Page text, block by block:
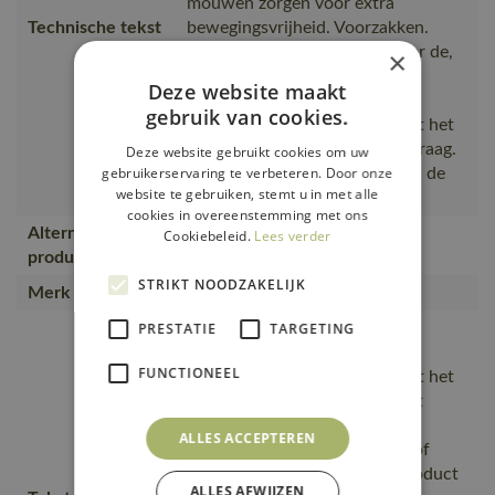
Technische tekst
bewegingsvrijheid. Voorzakken.
Binnenzakken. Ventilatie onder de,
verticale en schuine reflectie.
Tweekleurig. De
oppervlaktebehandeling maakt het
product vuilafstotend. Hoge kraag.
Tweevoudig gestike naden aan de
schouders
Alternatieve
producten
15909-948, 07109-860
Merk MASCOT®
Het product kan industrieel
oppervlaktebehandeling maakt het
product vuilafstotend en zorgt
daardoor voor een hogere
zichtbaarheid., De donkere stof
bevindt zich daar waar het product
×
Deze website maakt
gebruik van cookies.
Deze website gebruikt cookies om uw
gebruikerservaring te verbeteren. Door onze
website te gebruiken, stemt u in met alle
cookies in overeenstemming met ons
Cookiebeleid. Lees verder
STRIKT NOODZAKELIJK
PRESTATIE TARGETING
FUNCTIONEEL
ALLES ACCEPTEREN
ALLES AFWIJZEN